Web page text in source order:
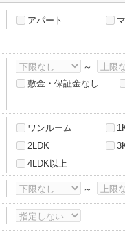
アパート
～
敷金・保証金なし
ワンルーム
2LDK
4LDK以上
～